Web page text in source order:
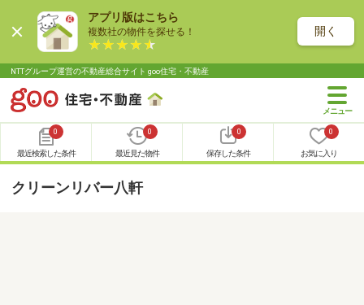
アプリ版はこちら
複数社の物件を探せる！ 開く
NTTグループ運営の不動産総合サイト goo住宅・不動産
0
最近検索した条件
0
最近見た物件
0
保存した条件
0
お気に入り
クリーンリバー八軒